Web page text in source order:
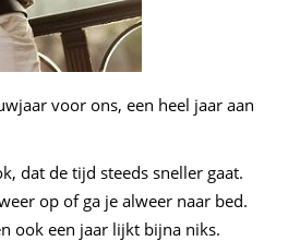
voor ons, een heel jaar aan
dat de tijd steeds sneller gaat.
op of ga je alweer naar bed.
ook een jaar lijkt bijna niks.